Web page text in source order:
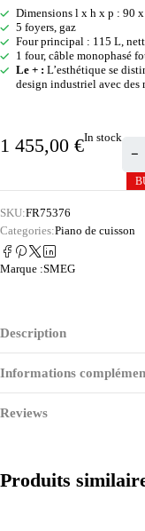
Dimensions l x h x p : 90
5 foyers, gaz
Four principal : 115 L,
1 four, câble monophasé
Le + : L’esthétique se
design industriel avec des
1 455,00 €In stock
SKU:FR75376
Categories:Piano de cuisson
Marque :SMEG
Description
Informations
Reviews
Produits